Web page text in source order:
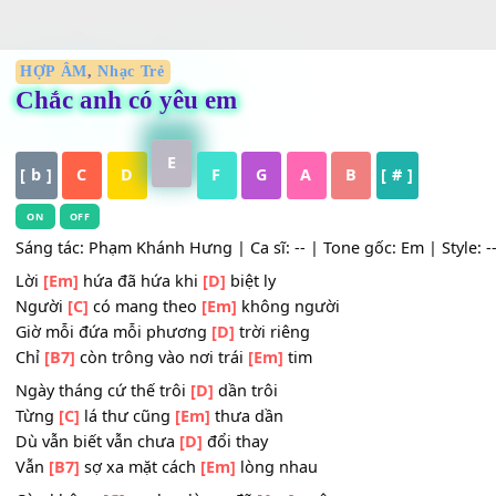
Chắc anh có yêu em
[ b ] C D F G A B [ # ]
Sáng tác: Phạm Khánh Hưng | Ca sĩ: -- | Tone gốc: Em |
Lời[Em]hứa đã hứa khi[D]biệt ly
Người[C]có mang theo[Em]không người
Giờ mỗi đứa mỗi phương[D]trời riêng
Chỉ[B7]còn trông vào nơi trái
Ngày tháng cứ thế trôi dần trôi